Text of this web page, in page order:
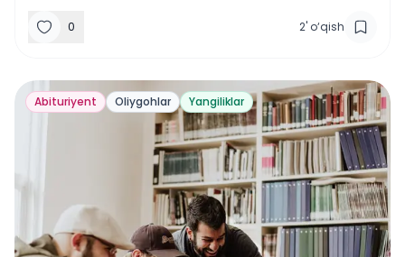
0 2' o‘qish
Abituriyent Oliygohlar Yangiliklar